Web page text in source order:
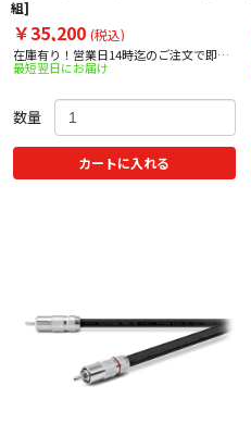
組]
￥35,200 (税込)
在庫有り！営業日14時迄のご注文で即日
出荷！
最短翌日にお届け
数量
カートに入れる